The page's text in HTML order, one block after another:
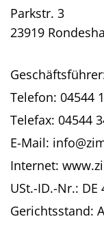
Parkstr. 3
23919
Telefon: 04544
Telefax: 04544
E-Mail:
Internet:
USt.-ID.-Nr.: DE
Gerichtsstand: